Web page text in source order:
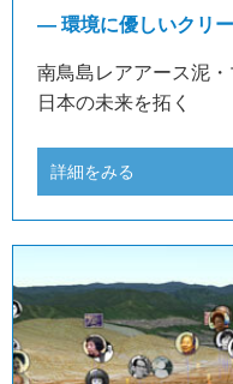
― 環境に優しいクリ
南鳥島レアアース泥
日本の未来を拓く
詳細をみる